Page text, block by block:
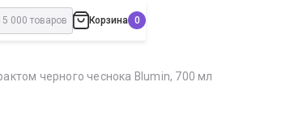
Корзина
черного чеснока Blumin, 700 мл